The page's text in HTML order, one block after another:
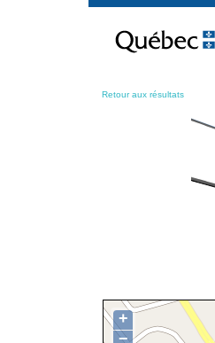
contenu
Retour aux résultats
+
−